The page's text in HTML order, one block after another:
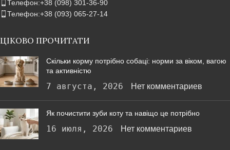
Телефон:+38 (098) 301-36-90
Телефон:+38 (093) 065-27-14
ЦІКОВО ПРОЧИТАТИ
Скільки корму потрібно собаці: норми за віком, вагою
та активністю
7 августа, 2026 Нет комментариев
Як почистити зуби коту та навіщо це потрібно
16 июля, 2026 Нет комментариев